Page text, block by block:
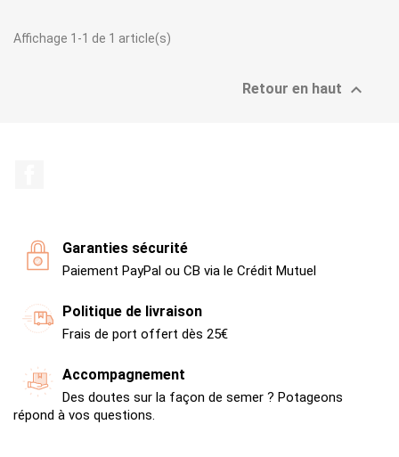
Affichage 1-1 de 1 article(s)
Retour en haut 
Garanties sécurité
Paiement PayPal ou CB via le Crédit Mutuel
Politique de livraison
Frais de port offert dès 25€
Accompagnement
Des doutes sur la façon de semer ? Potageons
répond à vos questions.